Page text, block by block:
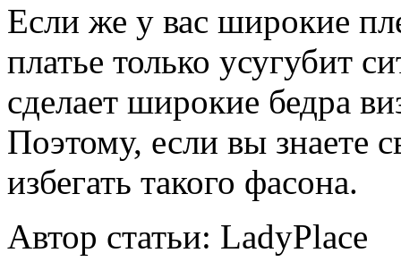
Если же у вас широкие
платье только усугубит
сделает широкие бедра
Поэтому, если вы знаете
избегать такого фасона.
Автор статьи: LadyPlace